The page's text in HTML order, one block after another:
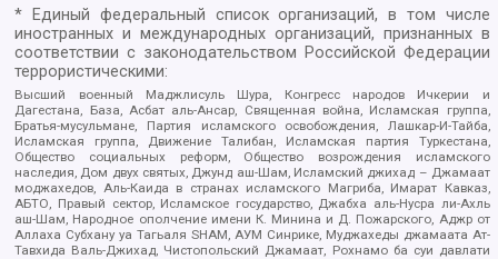
* Единый федеральный список организаций, в том числе
иностранных и международных организаций, признанных в
соответствии с законодательством Российской Федерации
террористическими:
Высший военный Маджлисуль Шура, Конгресс народов Ичкерии и
Дагестана, База, Асбат аль-Ансар, Священная война, Исламская группа,
Братья-мусульмане, Партия исламского освобождения, Лашкар-И-Тайба,
Исламская группа, Движение Талибан, Исламская партия Туркестана,
Общество социальных реформ, Общество возрождения исламского
наследия, Дом двух святых, Джунд аш-Шам, Исламский джихад – Джамаат
моджахедов, Аль-Каида в странах исламского Магриба, Имарат Кавказ,
АБТО, Правый сектор, Исламское государство, Джабха аль-Нусра ли-Ахль
аш-Шам, Народное ополчение имени К. Минина и Д. Пожарского, Аджр от
Аллаха Субхану уа Тагьаля SHAM, АУМ Синрике, Муджахеды джамаата Ат-
Тавхида Валь-Джихад, Чистопольский Джамаат, Рохнамо ба суи давлати